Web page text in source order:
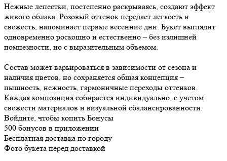
Нежные лепестки, постепенно раскрываясь, создают эффект
живого облака. Розовый оттенок передает легкость и
свежесть, напоминает первые весенние дни. Букет выглядит
одновременно роскошно и естественно – без излишней
помпезности, но с выразительным объемом.
Состав может варьироваться в зависимости от сезона и
наличия цветов, но сохраняется общая концепция –
пышность, нежность, гармоничные переходы оттенков.
Каждая композиция собирается индивидуально, с учетом
свежести материалов и визуальной сбалансированности.
Войдите, чтобы копить Бонусы
500 бонусов в приложении
Бесплатная доставка по городу
Фото букета перед доставкой